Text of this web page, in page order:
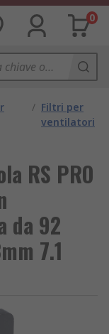
0
/ Filtri per
ventilatori
RS PRO
da 92
7.1